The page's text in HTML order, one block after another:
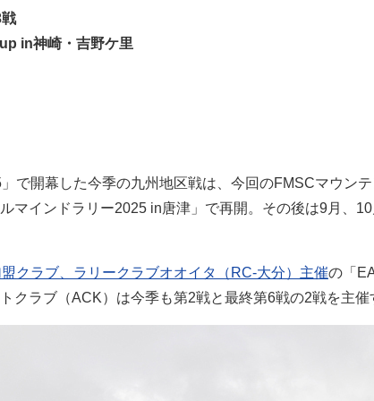
in神崎・吉野ケ里
開幕した今季の九州地区戦は、今回のFMSCマウン
マインドラリー2025 in唐津」で再開。その後は9月、
クラブ、ラリークラブオオイタ（RC-大分）主催の「
クラブ（ACK）は今季も第2戦と最終第6戦の2戦を主催